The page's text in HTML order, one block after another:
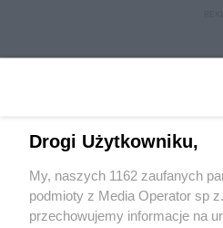
Wydawca mediówlokalnych
Drogi Użytkowniku,
My, naszych 1162 zaufanych
podmioty z Media Operator sp
przechowujemy informacje na